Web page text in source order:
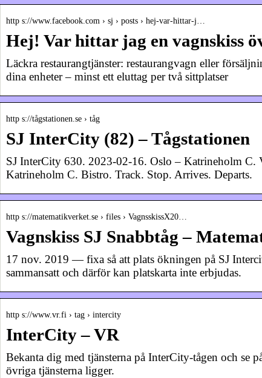
http s://www.facebook.com › sj › posts › hej-var-hittar-j…
Hej! Var hittar jag en vagnskiss
Läckra restaurangtjänster: restaurangvagn eller
dina enheter – minst ett eluttag per två sittplatser
http s://tågstationen.se › tåg
SJ InterCity (82) – Tågstationen
SJ InterCity 630. 2023-02-16. Oslo – Katrineholm
Katrineholm C. Bistro. Track. Stop. Arrives. Departs.
http s://matematikverket.se › files › VagnsskissX20…
Vagnskiss SJ Snabbtåg –
17 nov. 2019 — fixa så att plats ökningen på SJ
sammansatt och därför kan platskarta inte erbjudas.
http s://www.vr.fi › tag › intercity
InterCity – VR
Bekanta dig med tjänsterna på InterCity-tågen och se
övriga tjänsterna ligger.